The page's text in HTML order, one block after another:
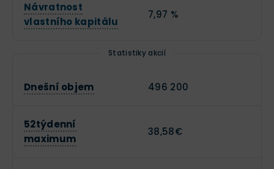
Návratnost
vlastního kapitálu
7,97 %
Statistiky akcií
Dnešní objem 496 200
52týdenní
maximum
38,58€